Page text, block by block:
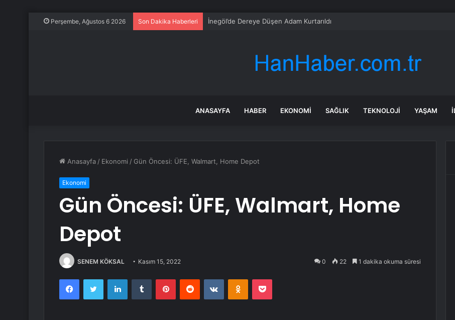
Perşembe, Ağustos 6 2026 Son Dakika Haberleri İnegöl’de Dereye Düşen Adam Kurtarıldı
ANASAYFA HABER EKONOMI SAĞLIK TEKNOLOJI YAŞAM
Anasayfa / Ekonomi / Gün Öncesi: ÜFE, Walmart, Home Depot
Ekonomi
Gün Öncesi: ÜFE, Walmart, Home
Depot
SENEM KÖKSAL Kasım 15, 2022 0 22 1 dakika okuma süresi
FacebookTwitter LinkedInTumblr PinterestReddit VKontakteOdnoklassniki
Pocket